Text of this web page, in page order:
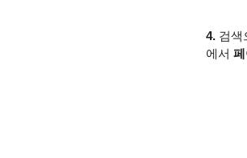
4. 검색
에서